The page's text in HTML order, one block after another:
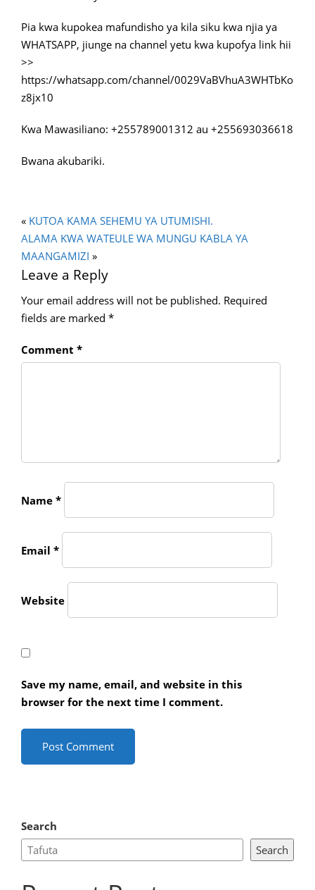
Pia kwa kupokea mafundisho ya kila siku kwa njia ya
WHATSAPP, jiunge na channel yetu kwa kupofya link hii
>>
https://whatsapp.com/channel/0029VaBVhuA3WHTbKo
z8jx10
Kwa Mawasiliano: +255789001312 au +255693036618
Bwana akubariki.
« KUTOA KAMA SEHEMU YA UTUMISHI.
ALAMA KWA WATEULE WA MUNGU KABLA YA
MAANGAMIZI »
Leave a Reply
Your email address will not be published. Required
fields are marked *
Comment *
Name *
Email *
Website
Save my name, email, and website in this
browser for the next time I comment.
Search
Search